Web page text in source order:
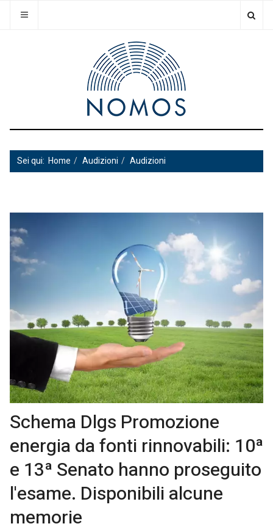
Sei qui: Home Audizioni Audizioni
Schema Dlgs Promozione
energia da fonti rinnovabili: 10ª
e 13ª Senato hanno proseguito
l'esame. Disponibili alcune
memorie